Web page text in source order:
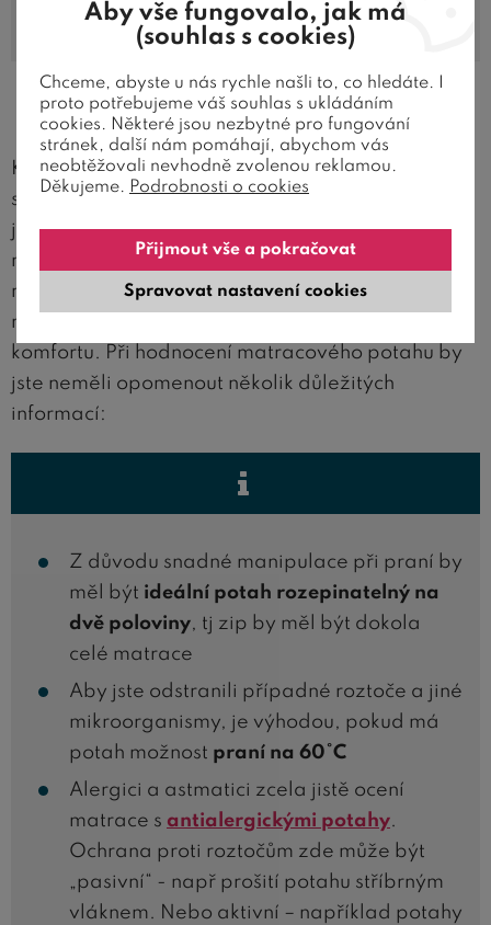
rozepnutí a praní potahu.
Potahy matrací
K ochraně vaší nové matrace bude zcela jistě
sloužit její potah. Při užívání matrace dochází k
jejímu běžnému opotřebení , případně k ušpinění
nebo ke kontaktu s vlhkostí. Čím kvalitnější bude
matracový potah, tím je pravděpodobnější, že
matrace vydrží sloužit déle v maximálním
komfortu. Při hodnocení matracového potahu by
jste neměli opomenout několik důležitých
informací:
Z důvodu snadné manipulace při praní by
měl být ideální potah rozepinatelný na
dvě poloviny, tj zip by měl být dokola
celé matrace
Aby jste odstranili případné roztoče a jiné
mikroorganismy, je výhodou, pokud má
potah možnost praní na 60°C
Alergici a astmatici zcela jistě ocení
matrace s antialergickými potahy.
Ochrana proti roztočům zde může být
„pasivní“ - např prošití potahu stříbrným
vláknem. Nebo aktivní – například potahy
Aby vše fungovalo, jak má
(souhlas s cookies)
Chceme, abyste u nás rychle našli to, co hledáte. I
proto potřebujeme váš souhlas s ukládáním
cookies. Některé jsou nezbytné pro fungování
stránek, další nám pomáhají, abychom vás
neobtěžovali nevhodně zvolenou reklamou.
Děkujeme. Podrobnosti o cookies
Spravovat nastavení cookies
Přijmout vše a pokračovat